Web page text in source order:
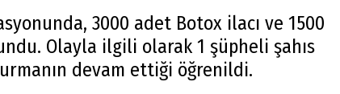
3000 adet Botox ilacı ve 1500
Olayla ilgili olarak 1 şüpheli şahıs
devam ettiği öğrenildi.